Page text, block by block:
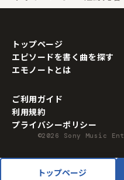
トップページ
トップページ
エピソードを書く曲を探す
エモノートとは
ご利用ガイド
利用規約
プライバシーポリシー
©2026 Sony Music